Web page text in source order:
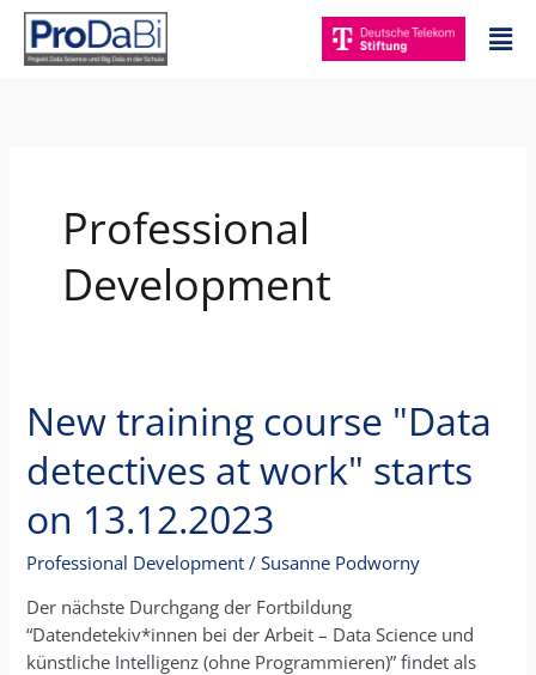
Zum
Inhalt
springen
Professional
Development
New training course "Data
detectives at work" starts
on 13.12.2023
Professional Development /Susanne Podworny
Der nächste Durchgang der Fortbildung
“Datendetekiv*innen bei der Arbeit – Data Science und
künstliche Intelligenz (ohne Programmieren)” findet als
New
training
course
"Data
detectives
work"
starts
on
13.12.2023